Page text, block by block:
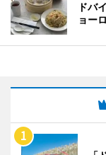
ドバ
ョー